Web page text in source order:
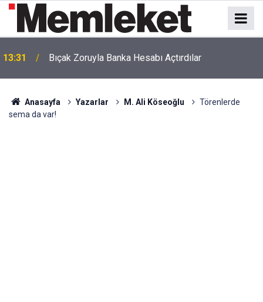
13:31 Bıçak Zoruyla Banka Hesabı Açtırdılar
Anasayfa Yazarlar M. Ali Köseoğlu
Törenlerde
sema da var!